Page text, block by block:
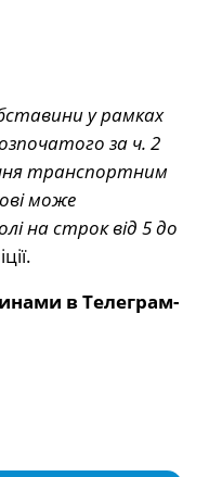
у рамках
за ч. 2
транспортним
може
на строк від 5 до
в Телеграм-